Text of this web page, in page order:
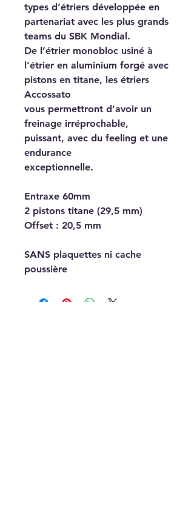
types d’étriers développée en
partenariat avec les plus grands
teams du SBK Mondial.
De l’étrier monobloc usiné à
l’étrier en aluminium forgé avec
pistons en titane, les étriers
Accossato
vous permettront d’avoir un
freinage irréprochable,
puissant, avec du feeling et une
endurance
exceptionnelle.
Entraxe 60mm
2 pistons titane (29,5 mm)
Offset : 20,5 mm
SANS plaquettes ni cache
poussière